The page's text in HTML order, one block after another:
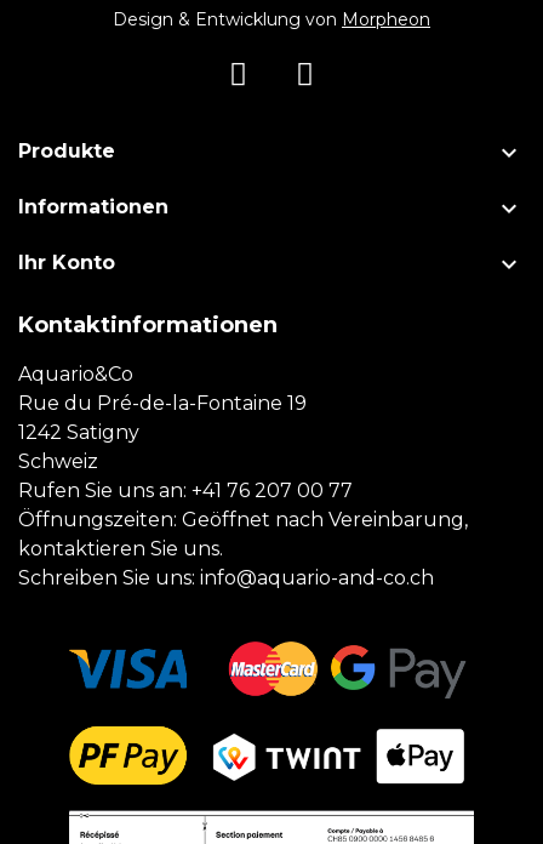
Design & Entwicklung von Morpheon
Produkte 
Informationen 
Ihr Konto 
Kontaktinformationen
Aquario&Co
Rue du Pré-de-la-Fontaine 19
1242 Satigny
Schweiz
Rufen Sie uns an: +41 76 207 00 77
Öffnungszeiten: Geöffnet nach Vereinbarung,
kontaktieren Sie uns.
Schreiben Sie uns: info@aquario-and-co.ch